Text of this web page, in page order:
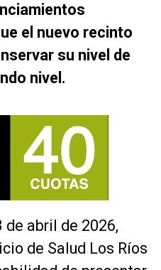
el nuevo recinto
su nivel de
nivel.
de abril de 2026,
de Salud Los Ríos